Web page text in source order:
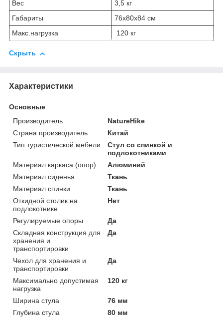
Вес
3,5 кг
Габариты
76х80х84 см
Макс.нагрузка
120 кг
Скрыть
Характеристики
Основные
Производитель
NatureHike
Страна производитель
Китай
Тип туристической мебели
Стул со спинкой и
подлокотниками
Материал каркаса (опор)
Алюминий
Материал сиденья
Ткань
Материал спинки
Ткань
Откидной столик на
подлокотнике
Нет
Регулируемые опоры
Да
Складная конструкция для
хранения и
транспортировки
Да
Чехол для хранения и
транспортировки
Да
Максимально допустимая
нагрузка
120 кг
Ширина стула
76 мм
Глубина стула
80 мм